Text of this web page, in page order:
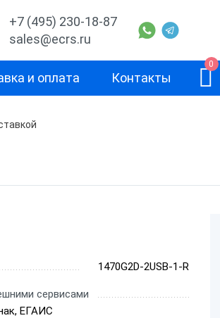
+7 (495) 230-18-87
sales@ecrs.ru
и оплата Контакты
0
Встраиваемые сканеры
Беспроводные сканеры
1470G2D-2USB-1-R
сервисами
ЕГАИС